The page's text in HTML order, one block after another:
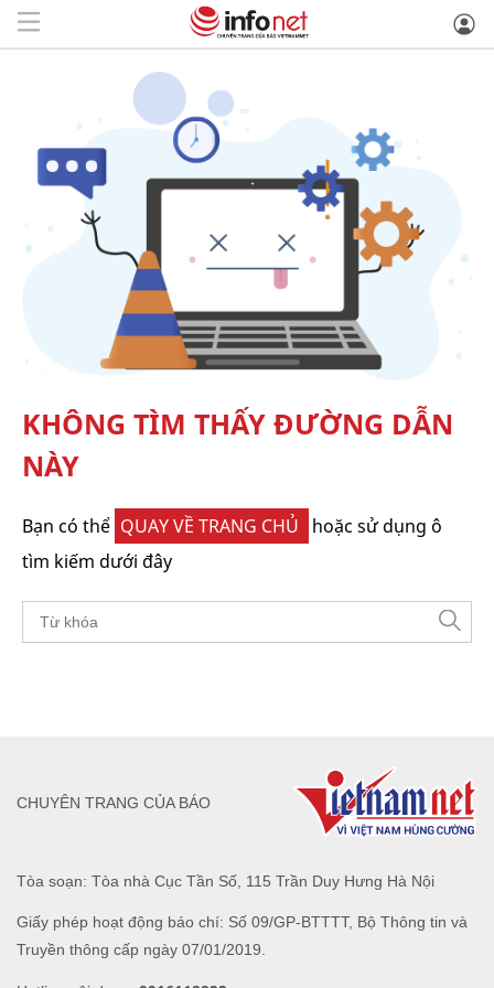
KHÔNG TÌM THẤY ĐƯỜNG DẪN
NÀY
Bạn có thể QUAY VỀ TRANG CHỦ
hoặc sử dụng ô
tìm kiếm dưới đây
Tòa soạn: Tòa nhà Cục Tần Số, 115 Trần Duy Hưng Hà Nội
Giấy phép hoạt động báo chí: Số 09/GP-BTTTT, Bộ Thông tin và
Truyền thông cấp ngày 07/01/2019.
CHUYÊN TRANG CỦA BÁO